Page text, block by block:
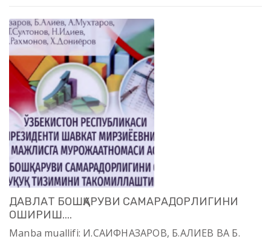
ДАВЛАТ БОШҚАРУВИ САМАРАДОРЛИГИНИ
ОШИРИШ....
Manba muallifi: И.САИФНАЗАРОВ, Б.АЛИЕВ ВА Б.